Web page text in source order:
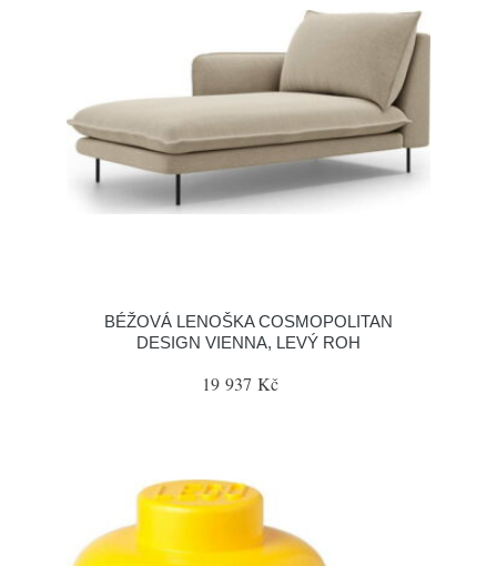
BÉŽOVÁ LENOŠKA COSMOPOLITAN
DESIGN VIENNA, LEVÝ ROH
19 937 Kč